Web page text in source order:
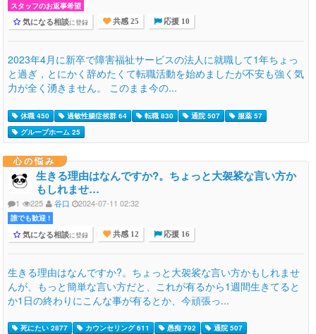
スタッフのお返事希望
気になる相談に登録 共感 25 応援 10
2023年4月に新卒で障害福祉サービスの法人に就職して1年ちょっ
と過ぎ，とにかく辞めたくて転職活動を始めましたが不安も強く気
力が全く湧きません。 このまま今の...
休職 450 過敏性腸症候群 64 転職 830 通院 507
服薬 57
グループホーム 25
心の悩み
生きる理由はなんですか?。ちょっと大袈裟な言い方か
もしれませ…
1 225 谷口 2024-07-11 02:32
誰でも歓迎 !
気になる相談に登録 共感 12 応援 16
生きる理由はなんですか?。ちょっと大袈裟な言い方かもしれませ
んが、もっと簡単な言い方だと、これが有るから1週間生きてると
か1日の終わりにこんな事が有るとか、今頑張っ...
死にたい 2877 カウンセリング 611 愚痴 792
通院 507